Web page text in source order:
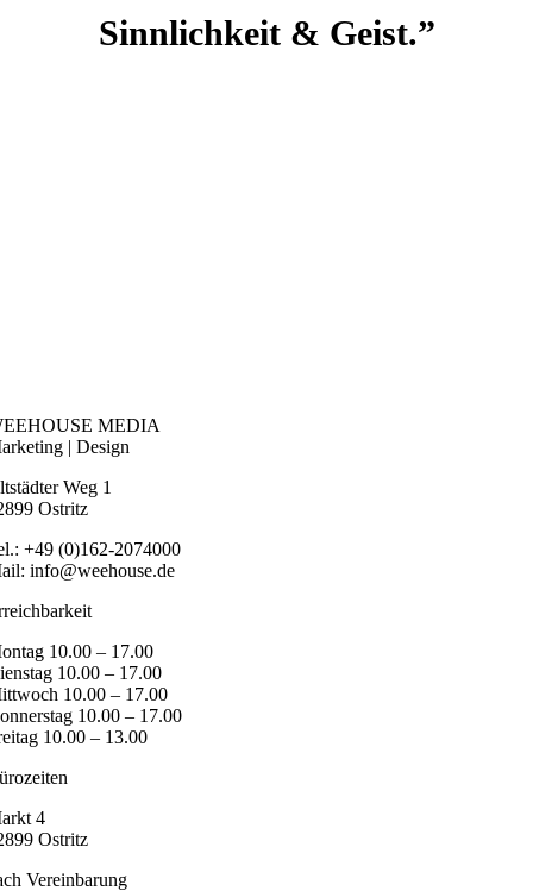
Sinnlichkeit & Geist.”
MEDIA
| Design
Weg 1
Ostritz
+49 (0)162-2074000
info@weehouse.de
10.00 – 17.00
10.00 – 17.00
10.00 – 17.00
10.00 – 17.00
10.00 – 13.00
4
Ostritz
Vereinbarung